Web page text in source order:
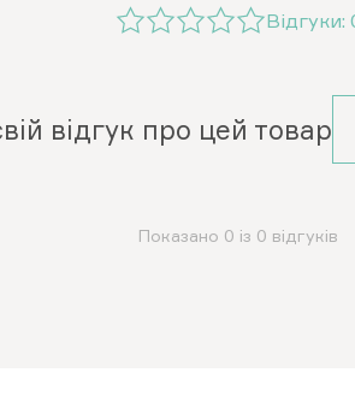
Відгуки:
відгук про цей товар
Показано 0 із 0 відгуків